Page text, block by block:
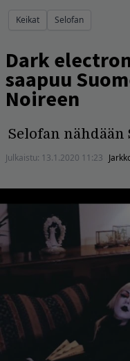
Keikat Selofan
Dark
saapuu
Noireen
Selofan nähdään
Julkaistu: 13.1.2020 11:23